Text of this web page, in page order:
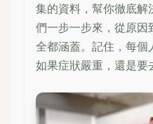
集的資料，幫你徹底
們一步一步來，從原因
全都涵蓋。記住，每
如果症狀嚴重，還是要